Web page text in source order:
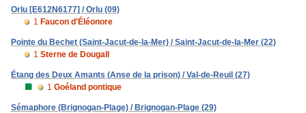
Orlu [E612N6177] / Orlu (09)
1 Faucon d'Éléonore
Pointe du Bechet (Saint-Jacut-de-la-Mer) / Saint-Jacut-de-la-Mer (22)
1 Sterne de Dougall
Étang des Deux Amants (Anse de la prison) / Val-de-Reuil (27)
1 Goéland pontique
Sémaphore (Brignogan-Plage) / Brignogan-Plage (29)